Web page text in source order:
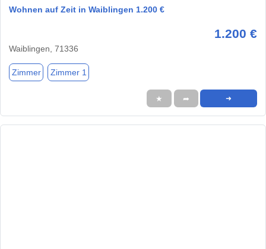
Wohnen auf Zeit in Waiblingen 1.200 €
1.200 €
Waiblingen, 71336
Zimmer Zimmer 1
★ ➦ ➜